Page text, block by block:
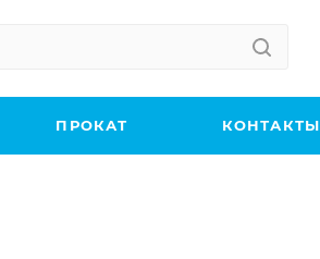
ПРОКАТ КОНТАКТЫ